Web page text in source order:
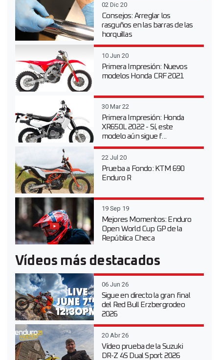
02 Dic 20
Consejos: Arreglar los
rasguños en las barras de las
horquillas
10 Jun 20
Primera Impresión: Nuevos
modelos Honda CRF 2021
30 Mar 22
Primera Impresión: Honda
XR650L 2022 - Sí, este
modelo aún sigue f...
22 Jul 20
Prueba a Fondo: KTM 690
Enduro R
19 Sep 19
Mejores Momentos: Enduro
Open World Cup GP de la
República Checa
Vídeos más destacados
06 Jun 26
Sigue en directo la gran final
del Red Bull Erzbergrodeo
2026
20 Abr 26
Vídeo prueba de la Suzuki
DR-Z 4S Dual Sport 2026